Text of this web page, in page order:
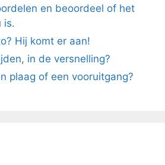
en beoordeel of het
is.
Hij komt er aan!
in de versnelling?
plaag of een vooruitgang?